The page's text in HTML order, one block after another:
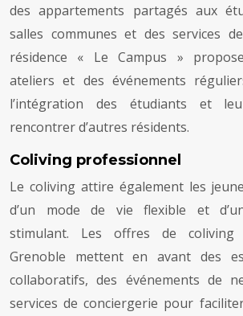
des appartements partagés aux
salles communes et des services
résidence « Le Campus »
ateliers et des événements
l’intégration des étudiants et
rencontrer d’autres résidents.
Coliving professionnel
Le coliving attire également les
d’un mode de vie flexible et
stimulant. Les offres de coliving
Grenoble mettent en avant des
collaboratifs, des événements de
services de conciergerie pour